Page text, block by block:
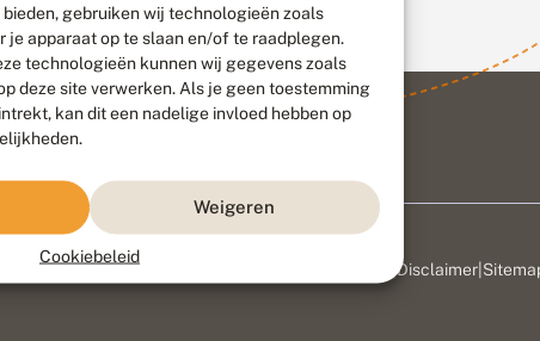
gebruiken wij technologieën zoals
je apparaat op te slaan en/of te raadplegen.
technologieën kunnen wij gegevens zoals
deze site verwerken. Als je geen toestemming
kan dit een nadelige invloed hebben op
Weigeren
Cookiebeleid
, ontworpen door Disclaimer